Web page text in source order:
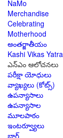
NaMo
Merchandise
Celebrating
Motherhood
అంతర్జాతీయం
Kashi Vikas Yatra
ఎన్ఎం ఆలోచనలు
పరీక్షా యోధులు
వ్యాఖ్యలు (కోట్స్)
ఉపన్యాసాలు
ఉపన్యాసాల
మూలపాఠం
ఇంటర్వ్యూలు
బ్లాగ్